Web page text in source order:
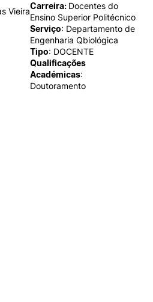
Sugestões,
©2026 Instituto Politécnico de
Vieira
Carreira: Docentes do
Ensino Superior Politécnico
Serviço: Departamento de
Engenharia Qbiológica
Tipo: DOCENTE
Qualificações
Académicas:
Doutoramento